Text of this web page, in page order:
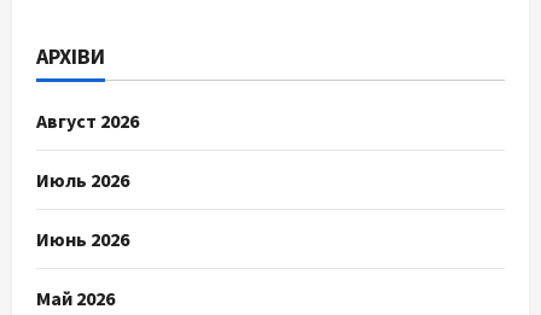
АРХІВИ
Август 2026
Июль 2026
Июнь 2026
Май 2026